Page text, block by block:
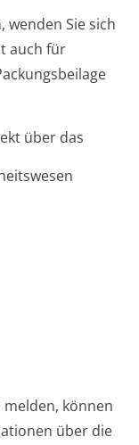
wenden Sie sich
auch für
über das
melden, können
über die